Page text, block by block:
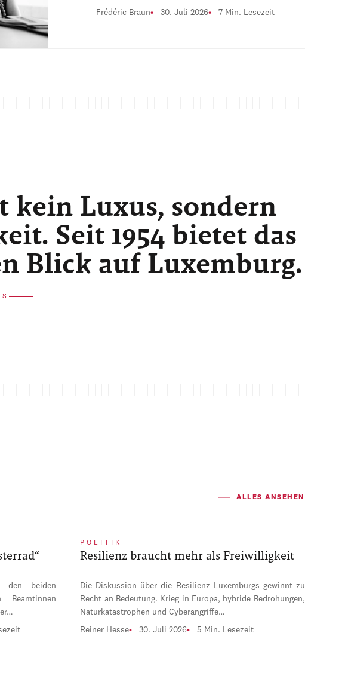
Frédéric Braun 30. Juli 2026 7 Min. Lesezeit
kein Luxus, sondern
Seit 1954 bietet das
Blick auf Luxemburg.
ALLES ANSEHEN
den beiden
Beamtinnen
POLITIK
Resilienz braucht mehr als Freiwilligkeit
Die Diskussion über die Resilienz Luxemburgs gewinnt zu
Recht an Bedeutung. Krieg in Europa, hybride Bedrohungen,
Naturkatastrophen und Cyberangriffe…
Reiner Hesse 30. Juli 2026 5 Min. Lesezeit